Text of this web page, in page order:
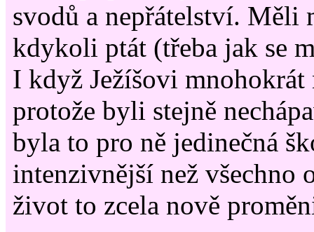
svodů a nepřátelství. Měli
kdykoli ptát (třeba jak se
I když Ježíšovi mnohokrát
protože byli stejně
byla to pro ně jedinečná
intenzivnější než všechno
život to zcela nově